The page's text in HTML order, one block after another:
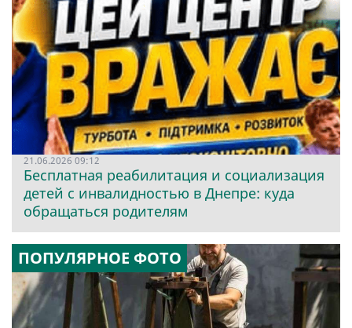
21.06.2026 09:12
Бесплатная реабилитация и социализация
детей с инвалидностью в Днепре: куда
обращаться родителям
ПОПУЛЯРНОЕ ФОТО